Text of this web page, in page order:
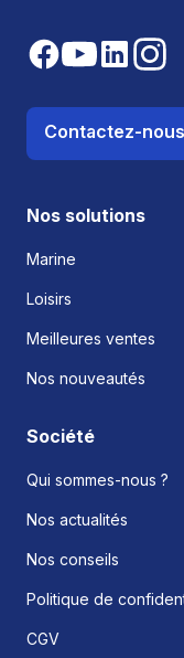
Contactez-nous
Nos solutions
Marine
Loisirs
Meilleures ventes
Nos nouveautés
Société
Qui sommes-nous ?
Nos actualités
Nos conseils
Politique de
CGV